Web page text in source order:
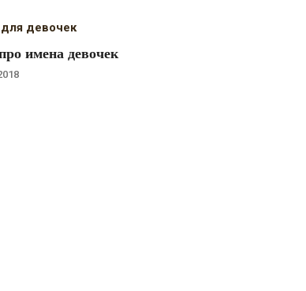
девочек
имена девочек